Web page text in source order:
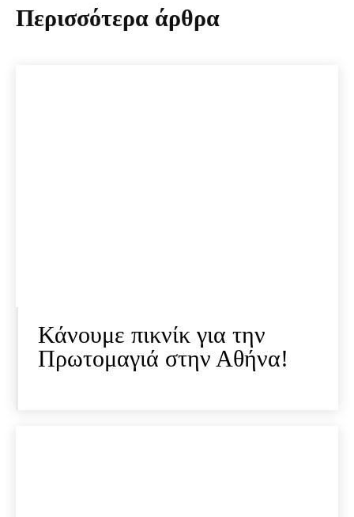
Περισσότερα άρθρα
Κάνουμε πικνίκ για την
Πρωτομαγιά στην Αθήνα!